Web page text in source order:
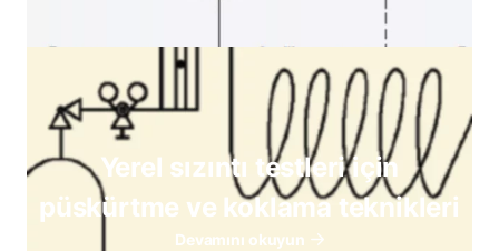
Yerel sızıntı testleri için
püskürtme ve koklama teknikleri
Devamını okuyun